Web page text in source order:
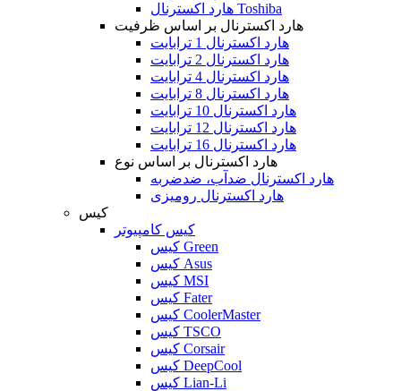
هارد اکسترنال Toshiba
هارد اکسترنال بر اساس ظرفیت
هارد اکسترنال 1 ترابایت
هارد اکسترنال 2 ترابایت
هارد اکسترنال 4 ترابایت
هارد اکسترنال 8 ترابایت
هارد اکسترنال 10 ترابایت
هارد اکسترنال 12 ترابایت
هارد اکسترنال 16 ترابایت
هارد اکسترنال بر اساس نوع
هارد اکسترنال ضدآب، ضدضربه
هارد اکسترنال رومیزی
کیس
کیس کامپیوتر
کیس Green
کیس Asus
کیس MSI
کیس Fater
کیس CoolerMaster
کیس TSCO
کیس Corsair
کیس DeepCool
کیس Lian-Li